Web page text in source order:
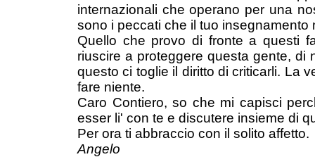
internazionali che operano per una
sono i peccati che il tuo insegnamento
Quello che provo di fronte a questi
riuscire a proteggere questa gente, di
questo ci toglie il diritto di criticarli. La
fare niente.
Caro Contiero, so che mi capisci
esser li' con te e discutere insieme di
Per ora ti abbraccio con il solito affetto.
Angelo